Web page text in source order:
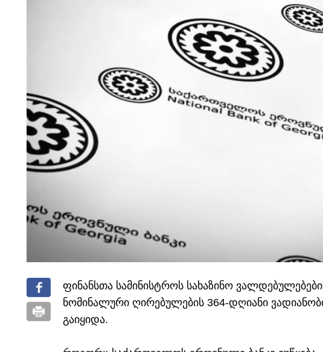
ფინანსთა სამინისტროს სახაზინო
ნომინალური ღირებულების 364-დღიანი
გაიყიდა.